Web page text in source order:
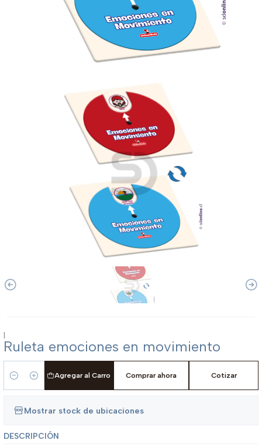
|
Ruleta emociones en movimiento
Cantidad
Agregar al Carro Comprar ahora Cotizar
Mostrar stock de ubicaciones
DESCRIPCIÓN